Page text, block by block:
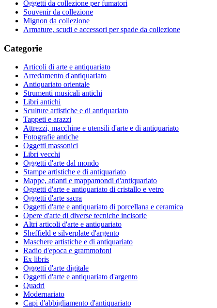
Oggetti da collezione per fumatori
Souvenir da collezione
Mignon da collezione
Armature, scudi e accessori per spade da collezione
Categorie
Articoli di arte e antiquariato
Arredamento d'antiquariato
Antiquariato orientale
Strumenti musicali antichi
Libri antichi
Sculture artistiche e di antiquariato
Tappeti e arazzi
Attrezzi, macchine e utensili d'arte e di antiquariato
Fotografie antiche
Oggetti massonici
Libri vecchi
Oggetti d'arte dal mondo
Stampe artistiche e di antiquariato
Mappe, atlanti e mappamondi d'antiquariato
Oggetti d'arte e antiquariato di cristallo e vetro
Oggetti d'arte sacra
Oggetti d'arte e antiquariato di porcellana e ceramica
Opere d'arte di diverse tecniche incisorie
Altri articoli d'arte e antiquariato
Sheffield e silverplate d'argento
Maschere artistiche e di antiquariato
Radio d'epoca e grammofoni
Ex libris
Oggetti d'arte digitale
Oggetti d'arte e antiquariato d'argento
Quadri
Modernariato
Capi d'abbigliamento d'antiquariato